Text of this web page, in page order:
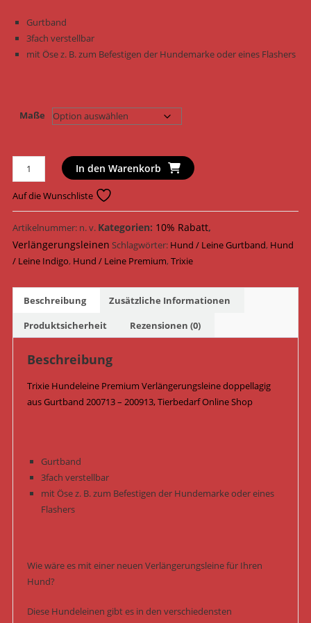
Gurtband
3fach verstellbar
mit Öse z. B. zum Befestigen der Hundemarke oder eines Flashers
Maße
Trixie
Hundeleine
Premium
Verlängerungsleine
doppellagig
Gurtband
200713
200913
Indigo
Menge
In den Warenkorb
Auf die Wunschliste
Artikelnummer: n. v. Kategorien: 10% Rabatt,
Verlängerungsleinen Schlagwörter: Hund / Leine Gurtband, Hund
/ Leine Indigo, Hund / Leine Premium,Trixie
Beschreibung
Zusätzliche Informationen
Produktsicherheit
Rezensionen (0)
Beschreibung
Trixie Hundeleine Premium Verlängerungsleine doppellagig
aus Gurtband 200713 – 200913, Tierbedarf Online Shop
Gurtband
3fach verstellbar
mit Öse z. B. zum Befestigen der Hundemarke oder eines
Flashers
Wie wäre es mit einer neuen Verlängerungsleine für Ihren
Hund?
Diese Hundeleinen gibt es in den verschiedensten